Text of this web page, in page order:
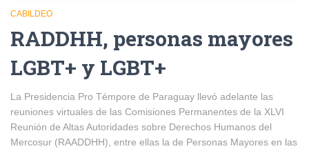
CABILDEO
RADDHH, personas mayores
LGBT+ y LGBT+
La Presidencia Pro Témpore de Paraguay llevó adelante las
reuniones virtuales de las Comisiones Permanentes de la XLVI
Reunión de Altas Autoridades sobre Derechos Humanos del
Mercosur (RAADDHH), entre ellas la de Personas Mayores en las